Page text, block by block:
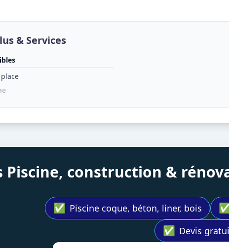
& Services
Piscine, construction &
✅ Piscine coque, béton, liner, bois ✅
✅ Devis